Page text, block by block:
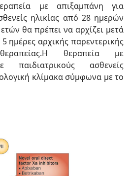
με απιξαμπάνη για
ηλικίας από 28 ημερών
θα πρέπει να αρχίζει μετά
ημέρες αρχικής παρεντερικής
θεραπεία με
παιδιατρικούς ασθενείς
κλίμακα σύμφωνα με το